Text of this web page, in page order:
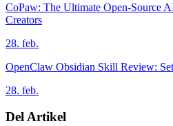
CoPaw: The Ultimate Open-Source
Creators
28. feb.
OpenClaw Obsidian Skill Review:
28. feb.
Del Artikel